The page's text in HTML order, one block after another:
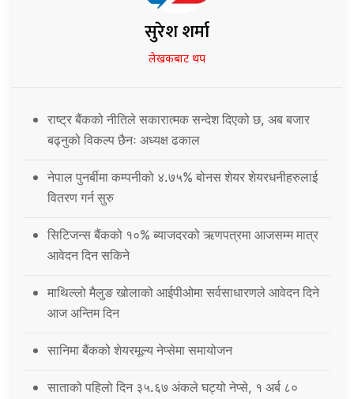
सुरेश शर्मा
लेखकबाट थप
राष्ट्र बैंकको नीतिले सकारात्मक सन्देश दिएको छ, अब बजार
बढ्नुको विकल्प छैनः अध्यक्ष ढकाल
नेपाल पुनर्बीमा कम्पनीको ४.७५% बोनस शेयर शेयरधनीहरुलाई
वितरण गर्न सुरु
सिटिजन्स बैंकको १०% ब्याजदरको ऋणपत्रमा आजसम्म मात्र
आवेदन दिन सकिने
माथिल्लो मैलुङ खोलाको आईपीओमा सर्वसाधारणले आवेदन दिने
आज अन्तिम दिन
सानिमा बैंकको शेयरमूल्य नेप्सेमा समायोजन
साताको पहिलो दिन ३५.६७ अंकले घट्यो नेप्से, १ अर्ब ८०